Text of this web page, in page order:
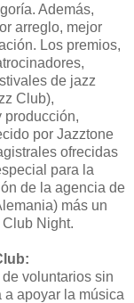
Además,
arreglo, mejor
Los premios,
de jazz
Club),
producción,
por Jazztone
ofrecidas
para la
de la agencia de
más un
Night.
voluntarios sin
apoyar la música